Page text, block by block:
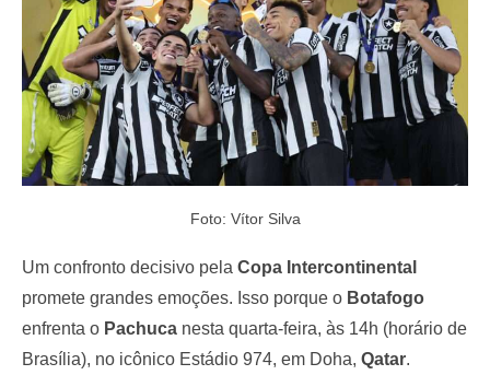
Foto: Vítor Silva
Um confronto decisivo pela Copa Intercontinental
promete grandes emoções. Isso porque o Botafogo
enfrenta o Pachuca nesta quarta-feira, às 14h (horário de
Brasília), no icônico Estádio 974, em Doha, Qatar.